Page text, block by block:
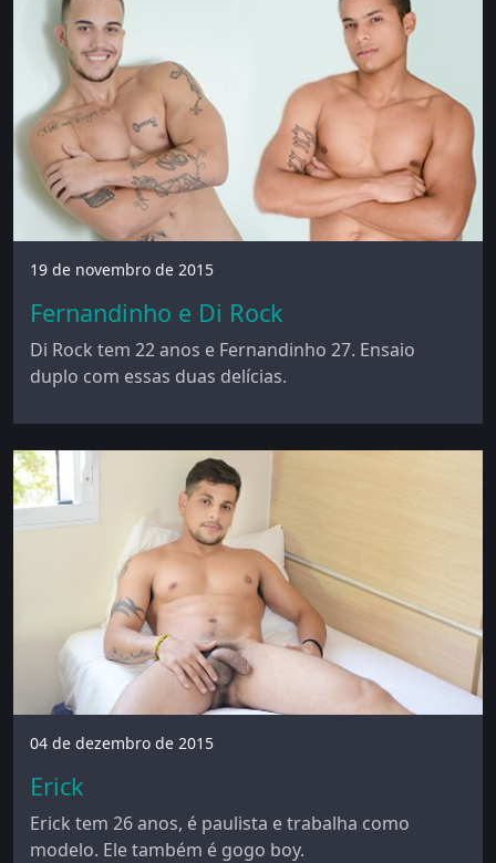
19 de novembro de 2015
Fernandinho e Di Rock
Di Rock tem 22 anos e Fernandinho 27. Ensaio
duplo com essas duas delícias.
04 de dezembro de 2015
Erick
Erick tem 26 anos, é paulista e trabalha como
modelo. Ele também é gogo boy.